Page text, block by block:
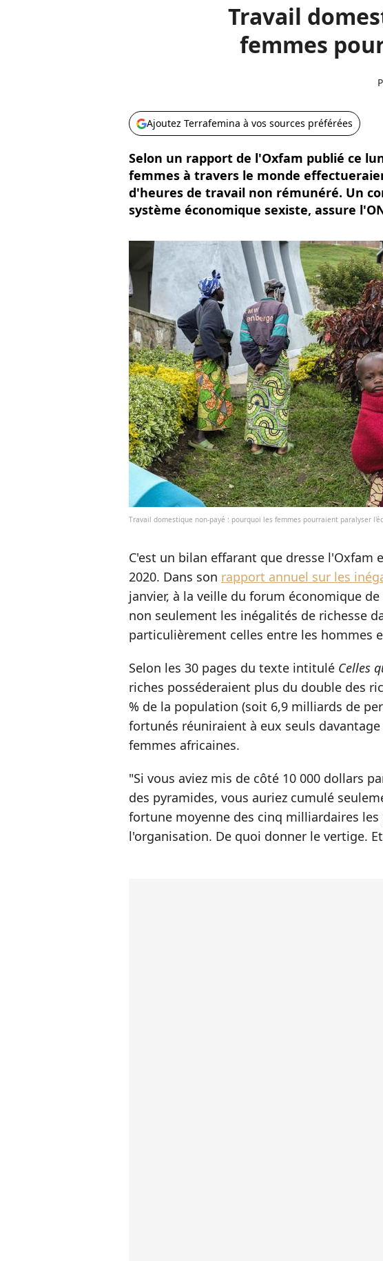
Travail
femmes
Ajoutez Terrafemina à vos sources préférées
Selon un rapport de l'Oxfam publié ce
femmes à travers le monde
d'heures de travail non rémunéré. Un
système économique sexiste, assure
Travail domestique non-payé : pourquoi les femmes pourraient paralyser
C'est un bilan effarant que dresse l'Oxfam
2020. Dans son rapport annuel sur les
janvier, à la veille du forum économique
non seulement les inégalités de richesse
particulièrement celles entre les hommes
Selon les 30 pages du texte intitulé Celles
riches posséderaient plus du double des
% de la population (soit 6,9 milliards de
fortunés réuniraient à eux seuls
femmes africaines.
"Si vous aviez mis de côté 10 000 dollars
des pyramides, vous auriez cumulé
fortune moyenne des cinq milliardaires
l'organisation. De quoi donner le vertige.